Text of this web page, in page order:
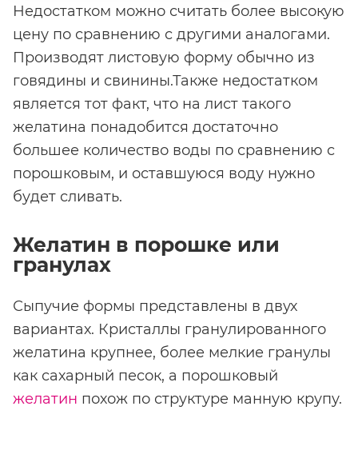
Недостатком можно считать более высокую
цену по сравнению с другими аналогами.
Производят листовую форму обычно из
говядины и свинины.Также недостатком
является тот факт, что на лист такого
желатина понадобится достаточно
большее количество воды по сравнению с
порошковым, и оставшуюся воду нужно
будет сливать.
Желатин в порошке или
гранулах
Сыпучие формы представлены в двух
вариантах. Кристаллы гранулированного
желатина крупнее, более мелкие гранулы
как сахарный песок, а порошковый
желатин похож по структуре манную крупу.